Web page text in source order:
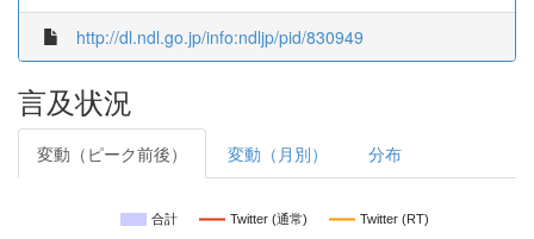
http://dl.ndl.go.jp/info:ndljp/pid/830949
言及状況
変動（ピーク前後） 変動（月別） 分布
合計 Twitter (通常) Twitter (RT)